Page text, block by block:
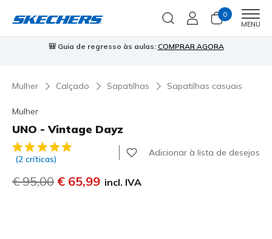
0
MENU
Skechers VIP: 45 dias de devolução para membrosInscreve-te
Mulher Calçado Sapatilhas Sapatilhas casuais
Mulher
UNO - Vintage Dayz
5 de 5 – Classificação do cliente
(2 críticas)
Adicionar à lista de desejos
Preço com desconto de
€ 95,00 para
€ 65,99 incl. IVA